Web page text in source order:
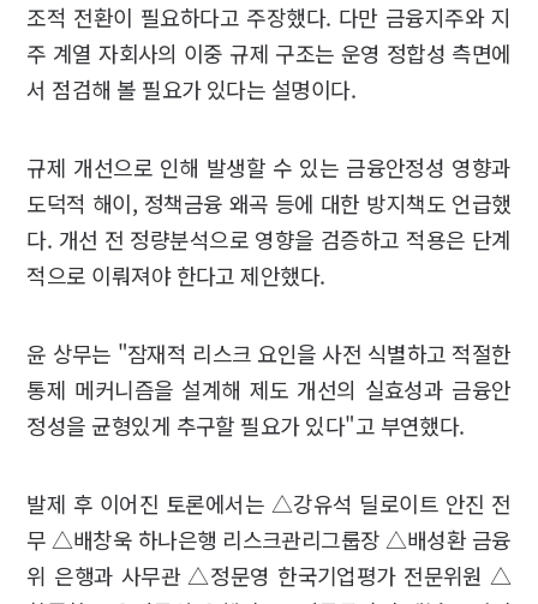
조적 전환이 필요하다고 주장했다. 다만 금융지주와 지
주 계열 자회사의 이중 규제 구조는 운영 정합성 측면에
서 점검해 볼 필요가 있다는 설명이다.
규제 개선으로 인해 발생할 수 있는 금융안정성 영향과
도덕적 해이, 정책금융 왜곡 등에 대한 방지책도 언급했
다. 개선 전 정량분석으로 영향을 검증하고 적용은 단계
적으로 이뤄져야 한다고 제안했다.
윤 상무는 "잠재적 리스크 요인을 사전 식별하고 적절한
통제 메커니즘을 설계해 제도 개선의 실효성과 금융안
정성을 균형있게 추구할 필요가 있다"고 부연했다.
발제 후 이어진 토론에서는 △강유석 딜로이트 안진 전
무 △배창욱 하나은행 리스크관리그룹장 △배성환 금융
위 은행과 사무관 △정문영 한국기업평가 전문위원 △